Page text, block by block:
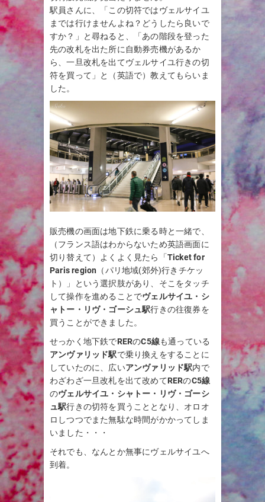
駅員さんに、「この切符ではヴェルサイユ
までは行けませんよね？どうしたら良いで
すか？」と尋ねると、「あの階段を登った
先の改札を出た所に自動券売機があるか
ら、一旦改札を出てヴェルサイユ行きの切
符を買って」と（英語で）教えてもらいま
した。
販売機の画面は地下鉄に乗る時と一緒で、
（フランス語はわからないため英語画面に
切り替えて）よくよく見たら「Ticket for
Paris region （パリ地域(郊外)行きチケッ
ト）」という選択肢があり、そこをタッチ
して操作を進めることでヴェルサイユ・シ
ャトー・リヴ・ゴーシュ駅行きの往復券を
買うことができました。
せっかく地下鉄でRERのC5線も通っている
アンヴァリッド駅で乗り換えをすることに
していたのに、広いアンヴァリッド駅内で
わざわざ一旦改札を出て改めてRERのC5線
のヴェルサイユ・シャトー・リヴ・ゴーシ
ュ駅行きの切符を買うこととなり、オロオ
ロしつつでまた無駄な時間がかかってしま
いました・・・
それでも、なんとか無事にヴェルサイユへ
到着。